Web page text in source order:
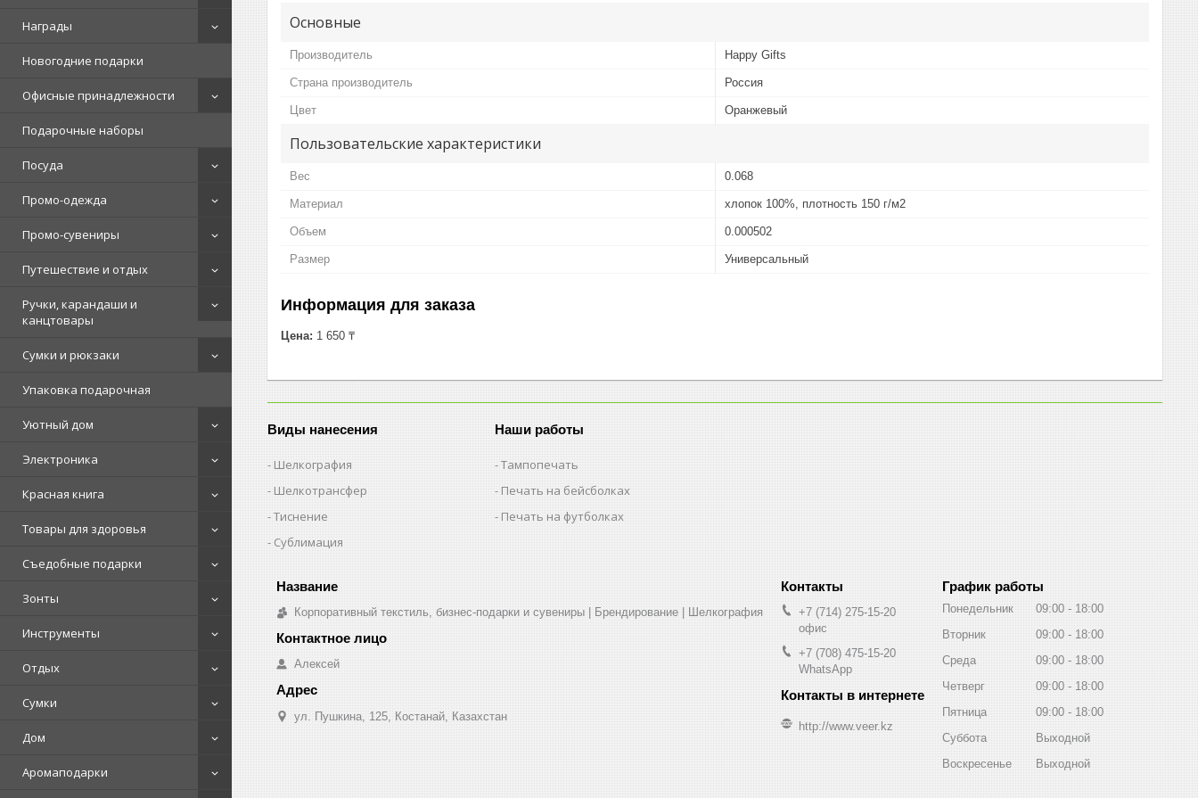
Награды
Новогодние подарки
Офисные принадлежности
Подарочные наборы
Посуда
Промо-одежда
Промо-сувениры
Путешествие и отдых
Ручки, карандаши и
канцтовары
Сумки и рюкзаки
Упаковка подарочная
Уютный дом
Электроника
Красная книга
Товары для здоровья
Съедобные подарки
Зонты
Инструменты
Отдых
Сумки
Дом
Аромаподарки
Основные
Производитель Happy Gifts
Страна производитель Россия
Цвет Оранжевый
Пользовательские характеристики
Вес 0.068
Материал хлопок 100%, плотность 150 г/м2
Объем 0.000502
Размер Универсальный
Информация для заказа
Цена: 1 650 ₸
Виды нанесения
Шелкография
Шелкотрансфер
Тиснение
Сублимация
Наши работы
Тампопечать
Печать на бейсболках
Печать на футболках
Корпоративный текстиль, бизнес-подарки и сувениры | Брендирование | Шелкография
Алексей
ул. Пушкина, 125, Костанай, Казахстан
+7 (714) 275-15-20
офис
+7 (708) 475-15-20
WhatsApp
http://www.veer.kz
График работы
Понедельник 09:00
18:00
Вторник
09:00
18:00
Среда
09:00
18:00
Четверг
09:00
18:00
Пятница
09:00
18:00
Суббота
Выходной
Воскресенье
Выходной